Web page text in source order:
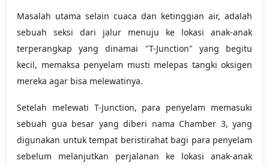
Masalah utama selain cuaca dan ketinggian air, adalah
sebuah seksi dari jalur menuju ke lokasi anak-anak
terperangkap yang dinamai "T-Junction" yang begitu
kecil, memaksa penyelam musti melepas tangki oksigen
mereka agar bisa melewatinya.
Setelah melewati T-Junction, para penyelam memasuki
sebuah gua besar yang diberi nama Chamber 3, yang
digunakan untuk tempat beristirahat bagi para penyelam
sebelum melanjutkan perjalanan ke lokasi anak-anak